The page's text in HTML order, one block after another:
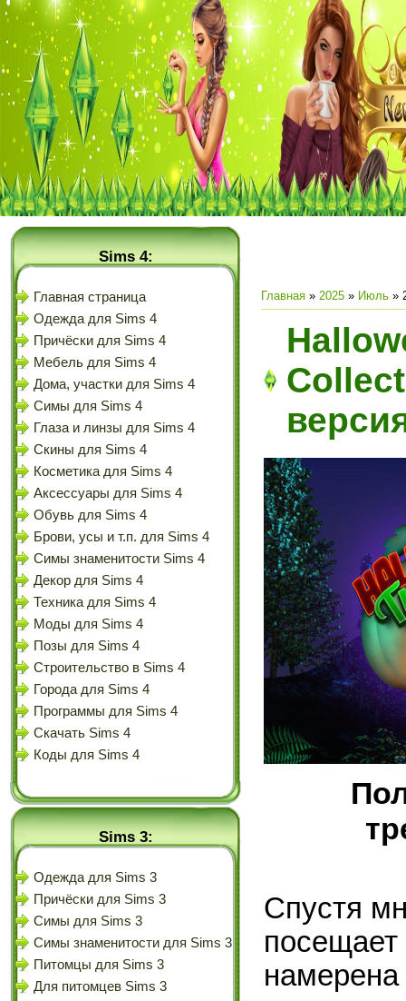
Sims 4:
Главная страница
Одежда для Sims 4
Причёски для Sims 4
Мебель для Sims 4
Дома, участки для Sims 4
Симы для Sims 4
Глаза и линзы для Sims 4
Скины для Sims 4
Косметика для Sims 4
Аксессуары для Sims 4
Обувь для Sims 4
Брови, усы и т.п. для Sims 4
Симы знаменитости Sims 4
Декор для Sims 4
Техника для Sims 4
Моды для Sims 4
Позы для Sims 4
Строительство в Sims 4
Города для Sims 4
Программы для Sims 4
Скачать Sims 4
Коды для Sims 4
Sims 3:
Одежда для Sims 3
Причёски для Sims 3
Симы для Sims 3
Симы знаменитости для Sims 3
Питомцы для Sims 3
Для питомцев Sims 3
Главная » 2025 » Июль »
Спустя
намерена